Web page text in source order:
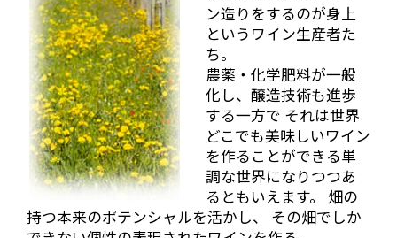
最初に2011年ヴィン
テージから試飲。
丁度この時、樽から
でタンクから直接取
ってきてくれまし
た。チェリーやイチ
ゴなどの甘酸っぱい香りと酸味がしっかりしていてフ
ルーティーな果実味のまだ若々しさが目立つ状態で
す。
そして、2008年物の残りわずかのヴィンテージも出し
ていただきました。
ン造りをするのが身上
というワイン生産者た
ち。
農薬・化学肥料が一般
化し、醸造技術も進歩
する一方で それは世界
どこでも美味しいワイン
を作ることができる単
調な世界になりつつあ
るともいえます。 畑の
持つ本来のポテンシャルを活かし、 その畑でしか